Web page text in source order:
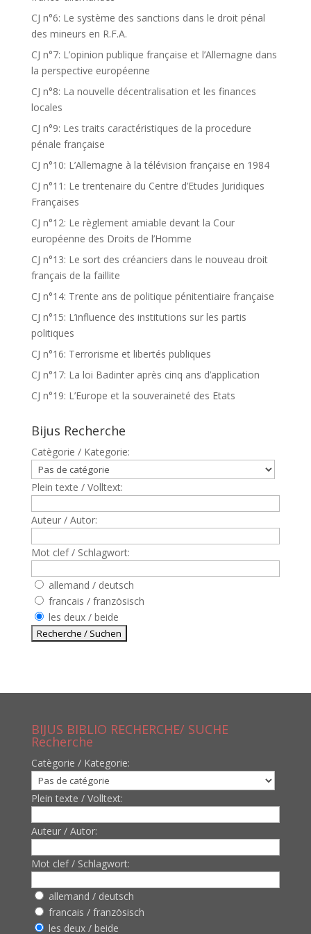
CJ n°6: Le système des sanctions dans le droit pénal
des mineurs en R.F.A.
CJ n°7: L’opinion publique française et l’Allemagne dans
la perspective européenne
CJ n°8: La nouvelle décentralisation et les finances
locales
CJ n°9: Les traits caractéristiques de la procedure
pénale française
CJ n°10: L’Allemagne à la télévision française en 1984
CJ n°11: Le trentenaire du Centre d’Etudes Juridiques
Françaises
CJ n°12: Le règlement amiable devant la Cour
européenne des Droits de l’Homme
CJ n°13: Le sort des créanciers dans le nouveau droit
français de la faillite
CJ n°14: Trente ans de politique pénitentiaire française
CJ n°15: L’influence des institutions sur les partis
politiques
CJ n°16: Terrorisme et libertés publiques
CJ n°17: La loi Badinter après cinq ans d’application
CJ n°19: L’Europe et la souveraineté des Etats
Bijus Recherche
Catègorie / Kategorie:
Plein texte / Volltext:
Auteur / Autor:
Mot clef / Schlagwort:
allemand / deutsch
francais / französisch
les deux / beide
BIJUS BIBLIO RECHERCHE/ SUCHE
Recherche
Catègorie / Kategorie:
Plein texte / Volltext:
Auteur / Autor:
Mot clef / Schlagwort:
allemand / deutsch
francais / französisch
les deux / beide